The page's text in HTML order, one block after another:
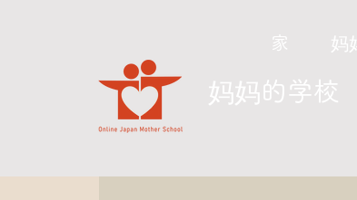
​妈妈的学校
家 妈